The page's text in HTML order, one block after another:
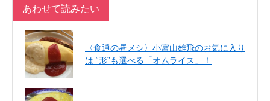
あわせて読みたい
〈食通の昼メシ〉小宮山雄飛のお気に入り
は “形”も選べる「オムライス」！